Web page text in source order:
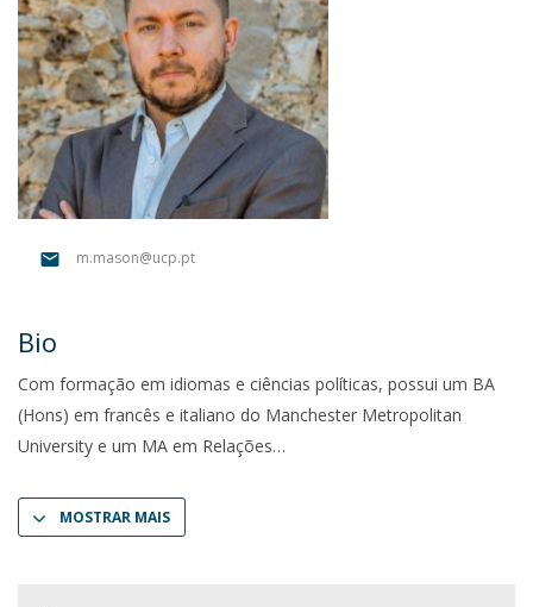
m.mason@ucp.pt
Bio
Com formação em idiomas e ciências políticas, possui um BA
(Hons) em francês e italiano do Manchester Metropolitan
University e um MA em Relações
MOSTRAR MAIS